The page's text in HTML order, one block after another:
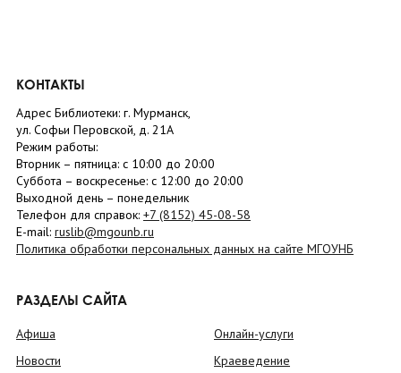
КОНТАКТЫ
Адрес Библиотеки: г. Мурманск,
ул. Софьи Перовской, д. 21А
Режим работы:
Вторник – пятница: с 10:00 до 20:00
Суббота – воскресенье: c 12:00 до 20:00
Выходной день – понедельник
Телефон для справок: +7 (8152) 45-08-58
E-mail: ruslib@mgounb.ru
Политика обработки персональных данных на сайте МГОУНБ
РАЗДЕЛЫ САЙТА
Афиша
Новости
Онлайн-услуги
Краеведение